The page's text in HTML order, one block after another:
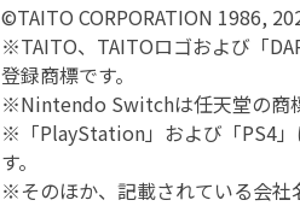
©TAITO CORPORATION 1986,
※TAITO、TAITOロゴおよび「
登録商標です。
※Nintendo Switchは任天堂の商
※「PlayStation」および「PS4」
す。
※そのほか、記載されている会社